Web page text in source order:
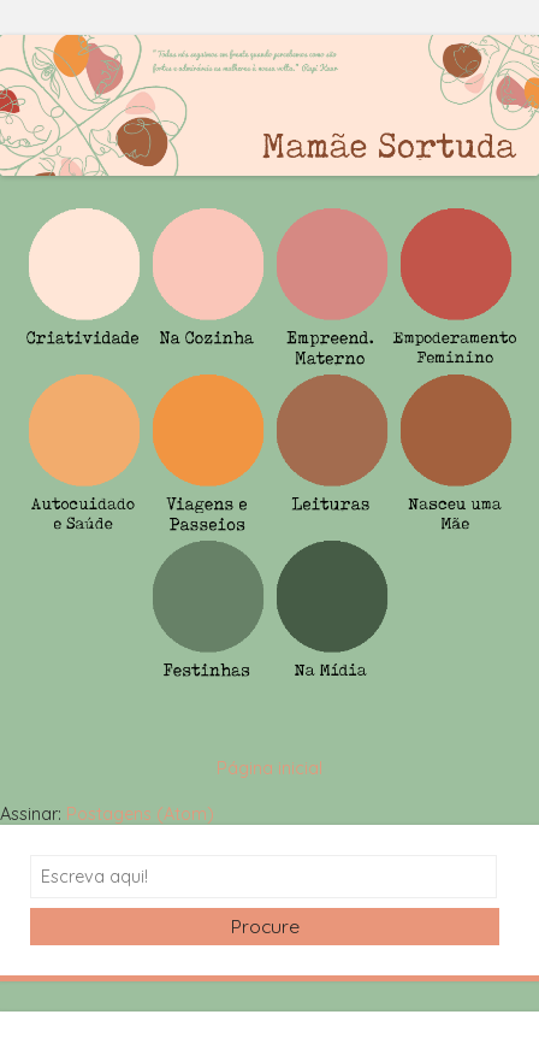
Página inicial
Assinar: Postagens (Atom)
Search